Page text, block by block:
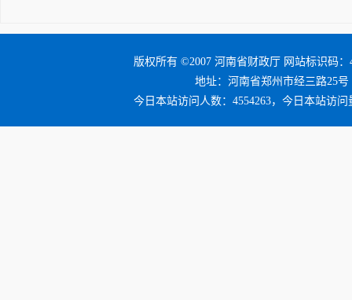
版权所有 ©2007 河南省财政厅 网站标识码：
地址：河南省郑州市经三路25号
今日本站访问人数：4554263，今日本站访问